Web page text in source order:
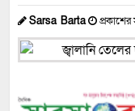
Sarsa Barta